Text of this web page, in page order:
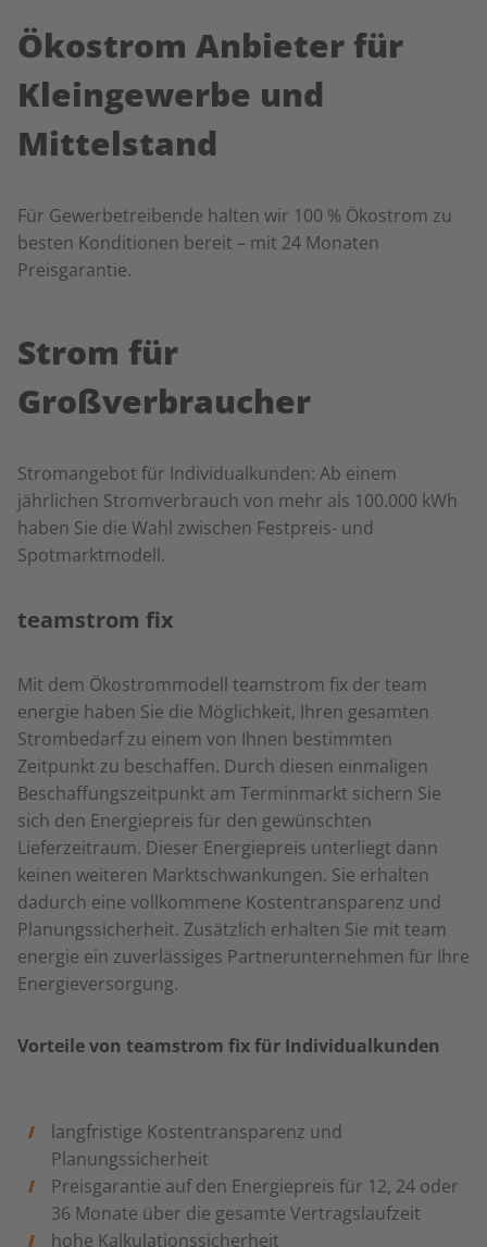
Ökostrom Anbieter für
Kleingewerbe und
Mittelstand
Für Gewerbetreibende halten wir 100 % Ökostrom zu
besten Konditionen bereit – mit 24 Monaten
Preisgarantie.
Strom für
Großverbraucher
Stromangebot für Individualkunden: Ab einem
jährlichen Stromverbrauch von mehr als 100.000 kWh
haben Sie die Wahl zwischen Festpreis- und
Spotmarktmodell.
teamstrom fix
Mit dem Ökostrommodell teamstrom fix der team
energie haben Sie die Möglichkeit, Ihren gesamten
Strombedarf zu einem von Ihnen bestimmten
Zeitpunkt zu beschaffen. Durch diesen einmaligen
Beschaffungszeitpunkt am Terminmarkt sichern Sie
sich den Energiepreis für den gewünschten
Lieferzeitraum. Dieser Energiepreis unterliegt dann
keinen weiteren Marktschwankungen. Sie erhalten
dadurch eine vollkommene Kostentransparenz und
Planungssicherheit. Zusätzlich erhalten Sie mit team
energie ein zuverlässiges Partnerunternehmen für Ihre
Energieversorgung.
Vorteile von teamstrom fix für Individualkunden
langfristige Kostentransparenz und
Planungssicherheit
Preisgarantie auf den Energiepreis für 12, 24 oder
36 Monate über die gesamte Vertragslaufzeit
hohe Kalkulationssicherheit